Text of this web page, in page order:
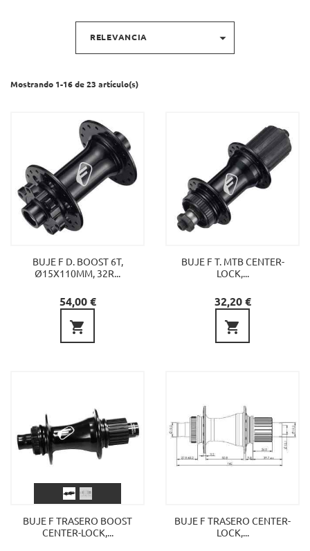
RELEVANCIA 
Mostrando 1-16 de 23 artículo(s)
BUJE F D. BOOST 6T,
Ø15X110MM, 32R...
Precio
54,00 €

BUJE F T. MTB CENTER-
LOCK,...
Precio
32,20 €

BUJE F TRASERO BOOST
CENTER-LOCK,...
BUJE F TRASERO CENTER-
LOCK,...